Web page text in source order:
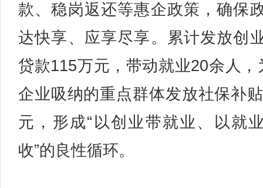
款、稳岗返还等惠企政策，确保
达快享、应享尽享。累计发放创
贷款115万元，带动就业20余人，
企业吸纳的重点群体发放社保补
元，形成“以创业带就业、以就
收”的良性循环。